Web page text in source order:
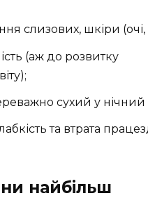
слизових, шкіри
(аж до розвитку
сухий у нічний
та втрата
найбільш